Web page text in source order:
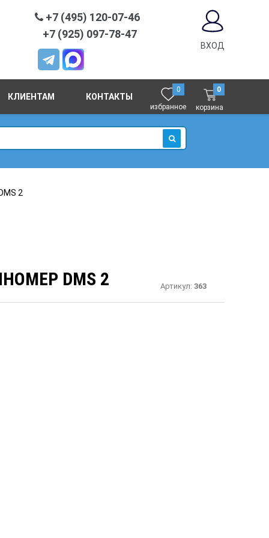
+7 (495) 120-07-46
+7 (925) 097-78-47
ВХОД
КЛИЕНТАМ КОНТАКТЫ
0
избранное
0
корзина
ИСКАТЬ
2
DMS 2 Артикул:363